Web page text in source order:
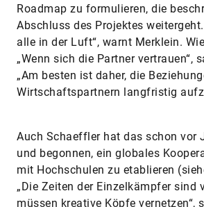
Roadmap zu formulieren, die
Abschluss des Projektes
alle in der Luft“, warnt Merklein.
„Wenn sich die Partner vertrauen“,
„Am besten ist daher, die
Wirtschaftspartnern langfristig
Auch Schaeffler hat das schon vor
und begonnen, ein globales
mit Hochschulen zu etablieren
„Die Zeiten der Einzelkämpfer sind
müssen kreative Köpfe vernetzen“,